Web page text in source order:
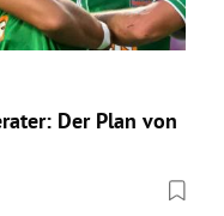
Der Plan von